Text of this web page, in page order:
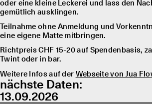
oder eine kleine Leckerei und lass den
gemütlich ausklingen.
Teilnahme ohne Anmeldung und
eine eigene Matte mitbringen.
Richtpreis CHF 15-20 auf Spendenbasis,
Twint oder in bar.
Weitere Infos auf der Webseite von Jua
nächste Daten:
13.09.2026